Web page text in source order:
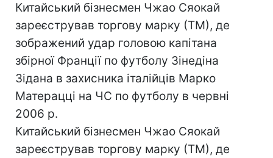
Китайський бізнесмен Чжао Сяокай
зареєстрував торгову марку (ТМ), де
зображений удар головою капітана
збірної Франції по футболу Зінедіна
Зідана в захисника італійців Марко
Матерацці на ЧС по футболу в червні
2006 р.
Китайський бізнесмен Чжао Сяокай
зареєстрував торгову марку (ТМ), де